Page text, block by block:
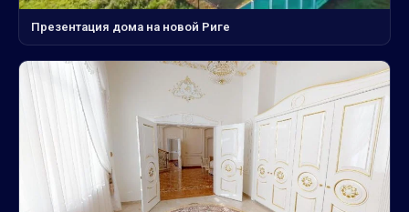
Презентация дома на новой Риге